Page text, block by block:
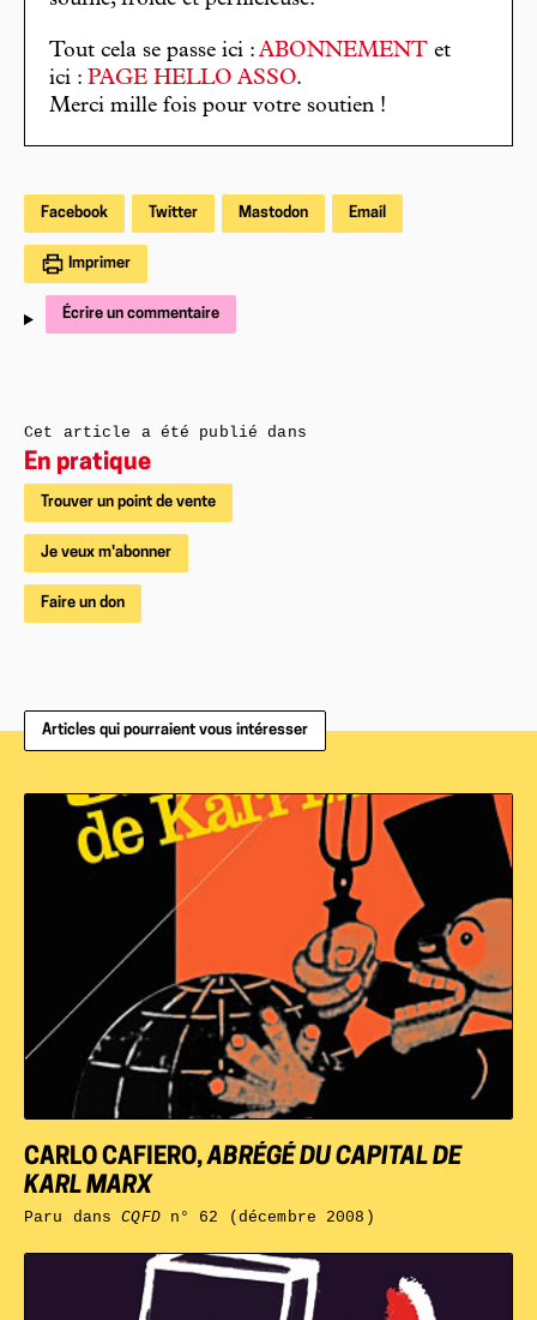
Tout cela se passe ici : ABONNEMENT et
ici : PAGE HELLO ASSO.
Merci mille fois pour votre soutien !
Facebook Twitter Mastodon Email
Imprimer
Écrire un commentaire
Cet article a été publié dans
En pratique
Trouver un point de vente
Je veux m'abonner
Faire un don
Articles qui pourraient vous intéresser
CARLO CAFIERO,ABRÉGÉ DU CAPITAL DE
KARL MARX
Paru dansCQFDn° 62 (décembre 2008)